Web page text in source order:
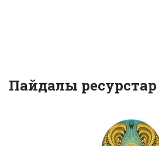
Пайдалы ресурстар